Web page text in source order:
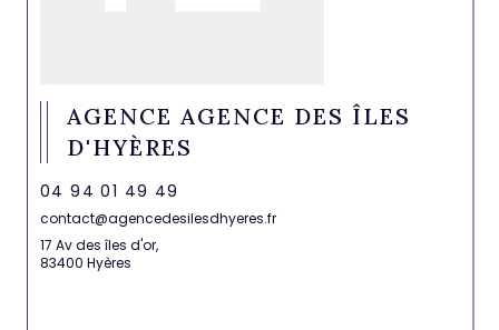
AGENCE AGENCE DES ÎLES
D'HYÈRES
04 94 01 49 49
contact@agencedesilesdhyeres.fr
17 Av des îles d'or,
83400 Hyères